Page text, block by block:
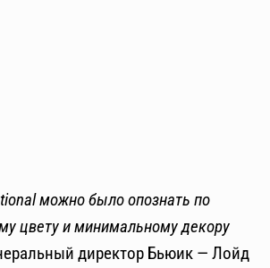
можно было опознать по
цвету и минимальному декору
директор Бьюик — Лойд